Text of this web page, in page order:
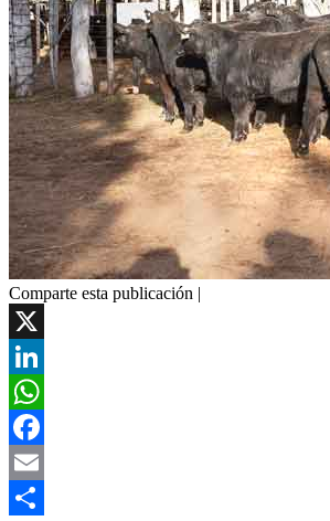
Comparte esta publicación |
X
LinkedIn
WhatsApp
Facebook
Email